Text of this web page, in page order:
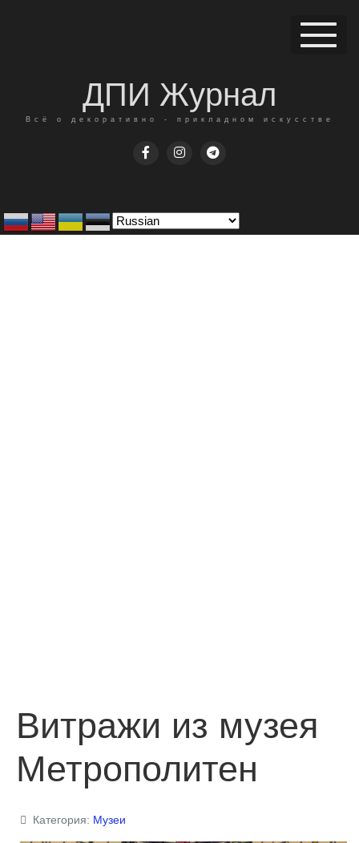
ДПИ Журнал
Всё о декоративно - прикладном искусстве
Витражи из музея
Метрополитен
Категория: Музеи